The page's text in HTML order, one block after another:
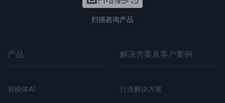
扫描咨询产品
产品
智能体AI
解决方案及客户案例
行业解决方案